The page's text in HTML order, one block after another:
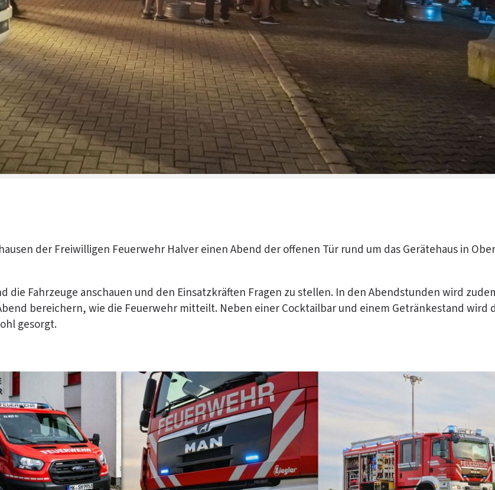
der Freiwilligen Feuerwehr Halver einen Abend der offenen Tür rund um das Gerätehaus in
die Fahrzeuge anschauen und den Einsatzkräften Fragen zu stellen. In den Abendstunden wird
bereichern, wie die Feuerwehr mitteilt. Neben einer Cocktailbar und einem Getränkestand wird
gesorgt.